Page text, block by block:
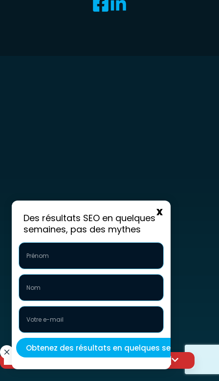
Faites passer votre visibilité au niveau supérieur
Des résultats SEO en quelques
semaines, pas des mythes